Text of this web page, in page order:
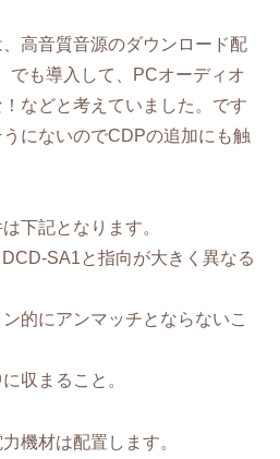
高音質音源のダウンロード配
でも導入して、PCオーディオ
などと考えていました。です
にないのでCDPの追加にも触
下記となります。
SA1と指向が大きく異なる
的にアンマッチとならないこ
収まること。
機材は配置します。